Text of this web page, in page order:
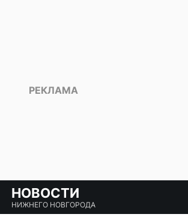
НОВОСТИ
НИЖНЕГО НОВГОРОДА